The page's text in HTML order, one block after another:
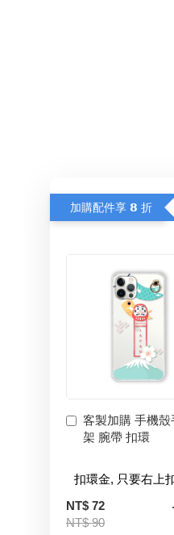
加購配件享 𝟴 折
客製加購 手機殼
架 腕帶 扣環
NT$ 72
NT$ 90